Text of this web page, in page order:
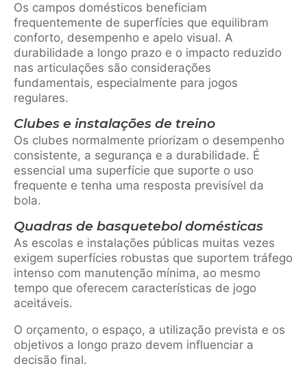
Os campos domésticos beneficiam
frequentemente de superfícies que equilibram
conforto, desempenho e apelo visual. A
durabilidade a longo prazo e o impacto reduzido
nas articulações são considerações
fundamentais, especialmente para jogos
regulares.
Clubes e instalações de treino
Os clubes normalmente priorizam o desempenho
consistente, a segurança e a durabilidade. É
essencial uma superfície que suporte o uso
frequente e tenha uma resposta previsível da
bola.
Quadras de basquetebol domésticas
As escolas e instalações públicas muitas vezes
exigem superfícies robustas que suportem tráfego
intenso com manutenção mínima, ao mesmo
tempo que oferecem características de jogo
aceitáveis.
O orçamento, o espaço, a utilização prevista e os
objetivos a longo prazo devem influenciar a
decisão final.